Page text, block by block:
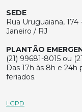
SEDE
Rua Uruguaiana,
Janeiro / RJ
PLANTÃO
(21) 99681-8015 ou
Das 17h às 8h e 24h
feriados.
LGPD